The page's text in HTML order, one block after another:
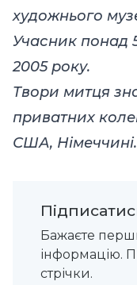
художнього
Учасник понад
2005 року.
Твори митця
приватних
США, Німеччині.
Бажаєте
інформацію.
стрічки.